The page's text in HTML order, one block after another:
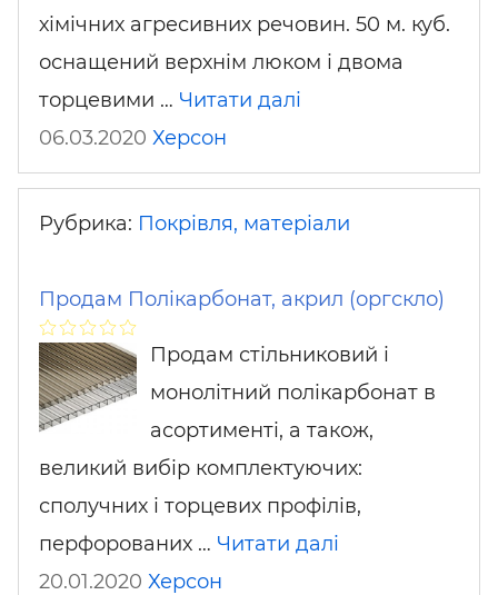
хімічних агресивних речовин. 50 м. куб.
оснащений верхнім люком і двома
торцевими … Читати далі
06.03.2020 Херсон
Рубрика: Покрівля, матеріали
Продам Полікарбонат, акрил (оргскло)
Продам стільниковий і
монолітний полікарбонат в
асортименті, а також,
великий вибір комплектуючих:
сполучних і торцевих профілів,
перфорованих … Читати далі
20.01.2020 Херсон